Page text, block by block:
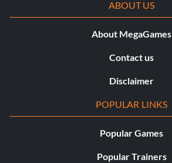
ABOUT US
About MegaGames
Contact us
Disclaimer
POPULAR LINKS
Popular Games
Popular Trainers